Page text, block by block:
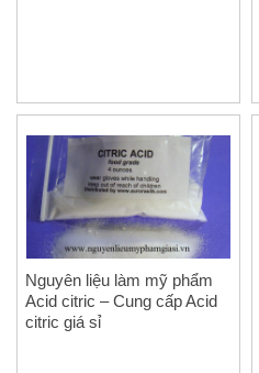
Nguyên liệu làm mỹ phẩm
Acid citric – Cung cấp Acid
citric giá sỉ